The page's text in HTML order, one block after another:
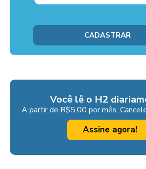
Você lê o H2
A partir de R$5,00 por mês.
Assine agora!